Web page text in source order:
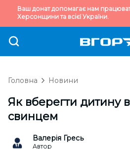
Ваш донат допомагає нам
Херсонщини та всієї України.
Головна Новини
Як вберегти дитину
свинцем
Валерія Гресь
Автор